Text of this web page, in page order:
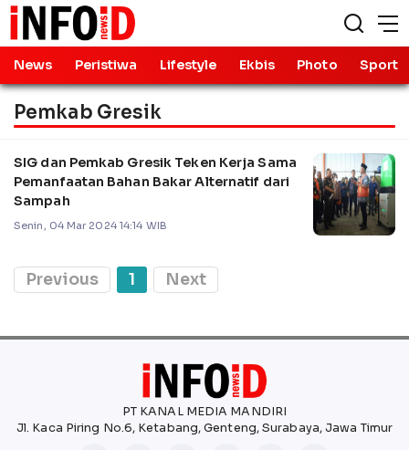
News Peristiwa Lifestyle Ekbis Photo Sport
Pemkab Gresik
SIG dan Pemkab Gresik Teken Kerja Sama
Pemanfaatan Bahan Bakar Alternatif dari
Sampah
Senin, 04 Mar 2024 14:14 WIB
Previous 1 Next
PT KANAL MEDIA MANDIRI
Jl. Kaca Piring No.6, Ketabang, Genteng, Surabaya, Jawa Timur